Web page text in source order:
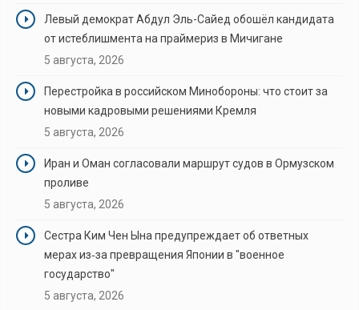
Левый демократ Абдул Эль-Сайед обошёл кандидата
от истеблишмента на праймериз в Мичигане
5 августа, 2026
Перестройка в российском Минобороны: что стоит за
новыми кадровыми решениями Кремля
5 августа, 2026
Иран и Оман согласовали маршрут судов в Ормузском
проливе
5 августа, 2026
Сестра Ким Чен Ына предупреждает об ответных
мерах из‑за превращения Японии в "военное
государство"
5 августа, 2026